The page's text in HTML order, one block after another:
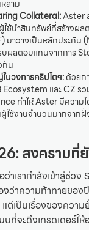
ลาม
Collateral:Aster
ช้นำสินทรัพย์ที่สร้างผล
มาวางเป็นหลักประกัน
บผลตอบแทนจากการ
กัน
นวงการคริปโตฯ:ด้วยก
Ecosystem และ CZ
ทำให้ Aster มีความ
ใช้งานจำนวนมากจาก
สงครามที่
าเรากำลังเข้าสู่ช่ว
งว่าความท้าทายของ
เป็นเรื่องของความ
ที่จะดึงเทรดเดอร์ให้